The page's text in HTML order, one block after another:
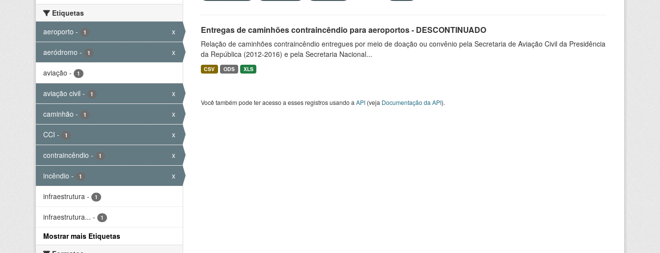
Etiquetas
aeroporto - 1 x
aeródromo - 1 x
aviação - 1
aviação civil - 1 x
caminhão - 1 x
CCI - 1 x
contraincêndio - 1 x
incêndio - 1 x
infraestrutura - 1
infraestrutura... - 1
Mostrar mais Etiquetas
Entregas de caminhões contraincêndio para aeroportos - DESCONTINUADO
Relação de caminhões contraincêndio entregues por meio de doação ou convênio pela Secretaria de Aviação Civil da Presidência
da República (2012-2016) e pela Secretaria Nacional...
CSV ODS XLS
Você também pode ter acesso a esses registros usando a API(veja Documentação da API).